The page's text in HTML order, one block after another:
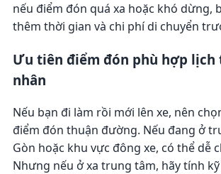
nếu điểm đón quá xa hoặc khó dừng,
thêm thời gian và chi phí di chuyển
Ưu tiên điểm đón phù hợp lịch
nhân
Nếu bạn đi làm rồi mới lên xe, nên
điểm đón thuận đường. Nếu đang ở
Gòn hoặc khu vực đông xe, có thể dễ
Nhưng nếu ở xa trung tâm, hãy tính